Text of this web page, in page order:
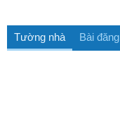
Tường nhà Bài đăng